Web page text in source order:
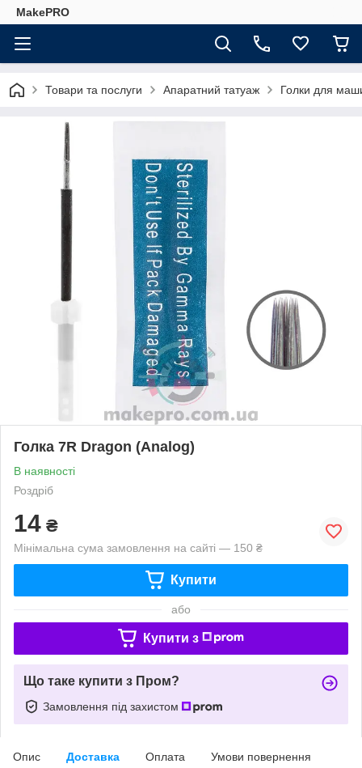
MakePRO
Товари та послуги Апаратний татуаж Голки для
Голка 7R Dragon (Analog)
В наявності
Роздріб
14 ₴
Мінімальна сума замовлення на сайті — 150 ₴
Купити
або
Купити з
Що таке купити з Пром?
Замовлення під захистом
Опис Доставка Оплата Умови повернення